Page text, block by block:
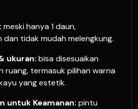
meski hanya 1 daun,
tidak mudah melengkung.
ukuran: bisa disesuaikan
ruang, termasuk pilihan warna
yang estetik.
untuk Keamanan: pintu